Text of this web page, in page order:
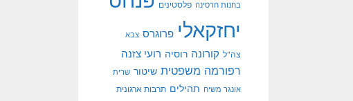
בחנות חרסינה פלסטינים
יחזקאלי פרוגרס צבא
צה"ל קורונה רוסיה רועי צזנה
רפורמה משפטית שיטור שרית
אונגר משיח תהילים תרבות ארגונית